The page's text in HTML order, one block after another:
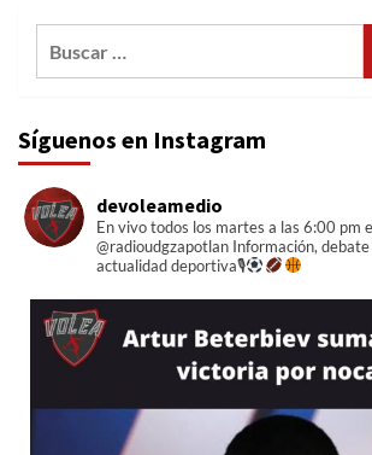
Síguenos en Instagram
devoleamedio
En vivo todos los martes a las 6:00 pm
@radioudgzapotlan Información,
actualidad deportiva🎙